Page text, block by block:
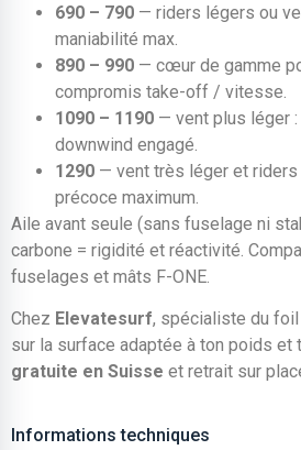
690 – 790 — riders légers ou
maniabilité max.
890 – 990 — cœur de gamme
compromis take-off / vitesse.
1090 – 1190 — vent plus léger
downwind engagé.
1290 — vent très léger et
précoce maximum.
Aile avant seule (sans fuselage ni
carbone = rigidité et réactivité.
fuselages et mâts F-ONE.
Chez Elevatesurf, spécialiste du
sur la surface adaptée à ton poids et
gratuite en Suisse et retrait sur
Informations techniques